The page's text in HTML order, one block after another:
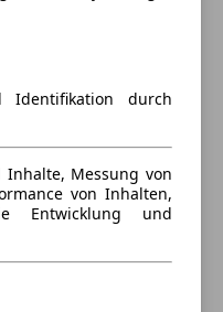
Identifikation durch
Inhalte, Messung von
von Inhalten,
Entwicklung und